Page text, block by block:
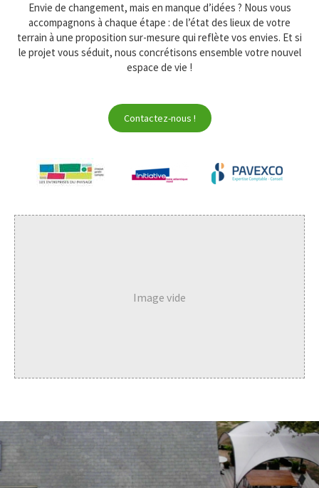
Envie de changement, mais en manque d’idées ? Nous vous
accompagnons à chaque étape : de l’état des lieux de votre
terrain à une proposition sur-mesure qui reflète vos envies. Et si
le projet vous séduit, nous concrétisons ensemble votre nouvel
espace de vie !
Contactez-nous !